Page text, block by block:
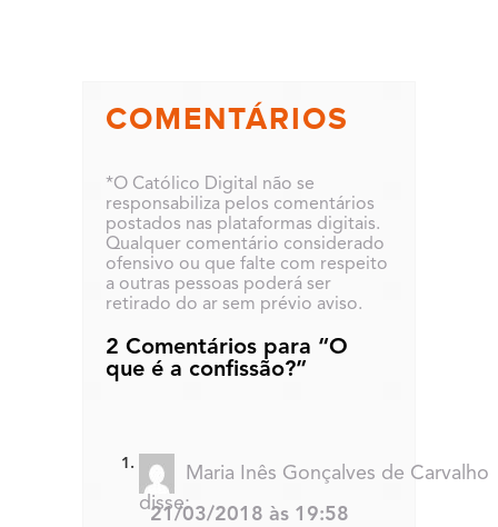
COMENTÁRIOS
*O Católico Digital não se
responsabiliza pelos comentários
postados nas plataformas digitais.
Qualquer comentário considerado
ofensivo ou que falte com respeito
a outras pessoas poderá ser
retirado do ar sem prévio aviso.
2 Comentários para “O
que é a confissão?”
Maria Inês Gonçalves de Carvalho
disse:
21/03/2018 às 19:58